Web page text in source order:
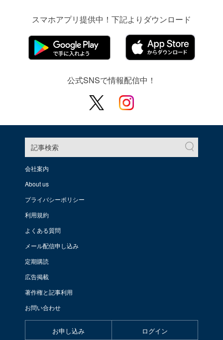
スマホアプリ提供中！下記よりダウンロード
公式SNSで情報配信中！
記事検索
会社案内
About us
プライバシーポリシー
利用規約
よくある質問
メール配信申し込み
定期購読
広告掲載
著作権と記事利用
お問い合わせ
お申し込み ログイン